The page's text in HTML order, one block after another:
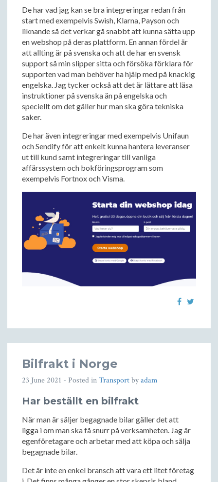
De har vad jag kan se bra integreringar redan från
start med exempelvis Swish, Klarna, Payson och
liknande så det verkar gå snabbt att kunna sätta upp
en webshop på deras plattform. En annan fördel är
att allting är på svenska och att de har en svensk
support så min slipper sitta och försöka förklara för
supporten vad man behöver ha hjälp med på knackig
engelska. Jag tycker också att det är lättare att läsa
instruktioner på svenska än på engelska och
speciellt om det gäller hur man ska göra tekniska
saker.
De har även integreringar med exempelvis Unifaun
och Sendify för att enkelt kunna hantera leveranser
ut till kund samt integreringar till vanliga
affärssystem och bokföringsprogram som
exempelvis Fortnox och Visma.
Bilfrakt i Norge
23 June 2021 - Posted inTransportbyadam
Har beställt en bilfrakt
När man är säljer begagnade bilar gäller det att
ligga i om man ska få snurr på verksamheten. Jag är
egenföretagare och arbetar med att köpa och sälja
begagnade bilar.
Det är inte en enkel bransch att vara ett litet företag